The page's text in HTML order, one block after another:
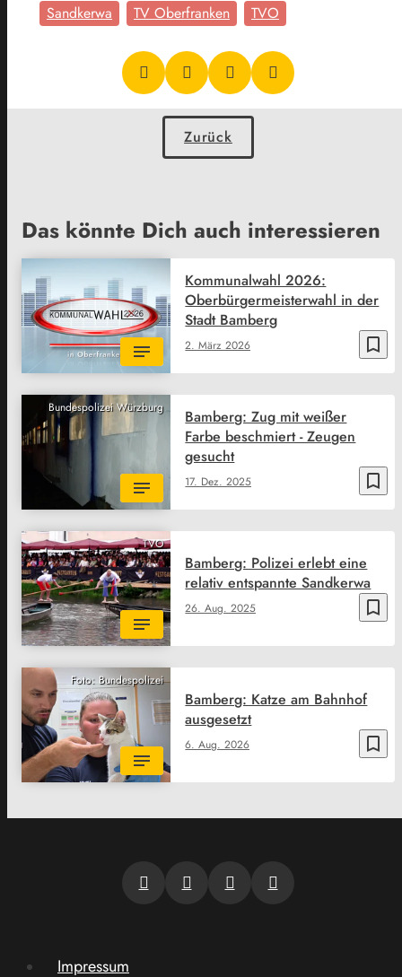
Sandkerwa
TV Oberfranken TVO
Zurück
Das könnte Dich auch interessieren
bookmark_border
2. März 2026
Kommunalwahl 2026:
Oberbürgermeisterwahl in der
Stadt Bamberg
Bundespolizei Würzburg
bookmark_border
17. Dez. 2025
Bamberg: Zug mit weißer
Farbe beschmiert - Zeugen
gesucht
TVO
bookmark_border
26. Aug. 2025
Bamberg: Polizei erlebt eine
relativ entspannte Sandkerwa
Foto: Bundespolizei
bookmark_border
6. Aug. 2026
Bamberg: Katze am Bahnhof
ausgesetzt
Impressum